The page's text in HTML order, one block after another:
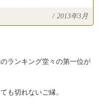
/ 2013年3月
ランキング堂々の第一位が
も切れないご縁。